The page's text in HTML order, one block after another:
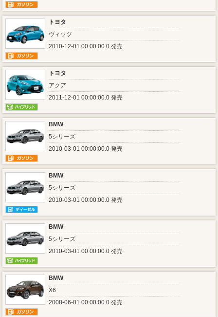
トヨタ
ヴィッツ
2010-12-01 00:00:00.0 発売
トヨタ
アクア
2011-12-01 00:00:00.0 発売
BMW
5シリーズ
2010-03-01 00:00:00.0 発売
BMW
5シリーズ
2010-03-01 00:00:00.0 発売
BMW
5シリーズ
2010-03-01 00:00:00.0 発売
BMW
X6
2008-06-01 00:00:00.0 発売